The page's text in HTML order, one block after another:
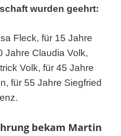
wurden geehrt:
Fleck, für 15 Jahre
Jahre Claudia Volk,
Volk, für 45 Jahre
für 55 Jahre Siegfried
bekam Martin